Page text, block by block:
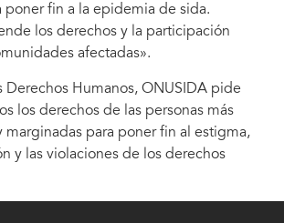
poner fin a la epidemia de sida.
los derechos y la participación
afectadas».
Derechos Humanos, ONUSIDA pide
los derechos de las personas más
marginadas para poner fin al estigma,
y las violaciones de los derechos